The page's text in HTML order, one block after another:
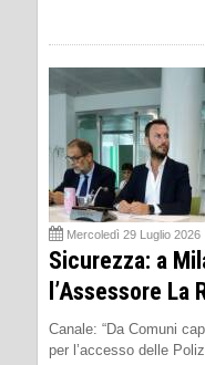
Mercoledì 29 Luglio 2026
Sicurezza: a
l’Assessore La
Canale: “Da Comuni
per l’accesso delle